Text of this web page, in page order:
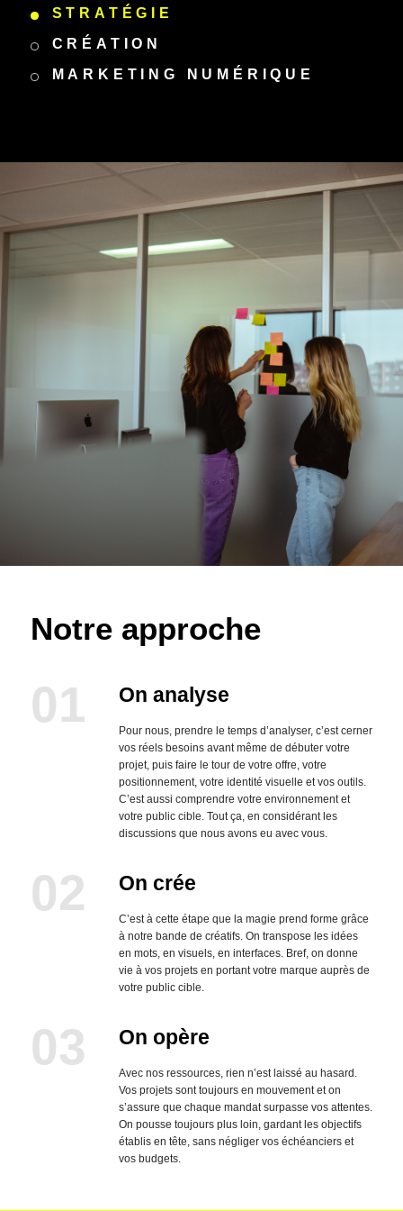
STRATÉGIE
CRÉATION
MARKETING NUMÉRIQUE
Notre approche
On analyse
Pour nous, prendre le temps d’analyser, c’est cerner
vos réels besoins avant même de débuter votre
projet, puis faire le tour de votre offre, votre
positionnement, votre identité visuelle et vos outils.
C’est aussi comprendre votre environnement et
votre public cible. Tout ça, en considérant les
discussions que nous avons eu avec vous.
On crée
C’est à cette étape que la magie prend forme grâce
à notre bande de créatifs. On transpose les idées
en mots, en visuels, en interfaces. Bref, on donne
vie à vos projets en portant votre marque auprès de
votre public cible.
On opère
Avec nos ressources, rien n’est laissé au hasard.
Vos projets sont toujours en mouvement et on
s’assure que chaque mandat surpasse vos attentes.
On pousse toujours plus loin, gardant les objectifs
établis en tête, sans négliger vos échéanciers et
vos budgets.